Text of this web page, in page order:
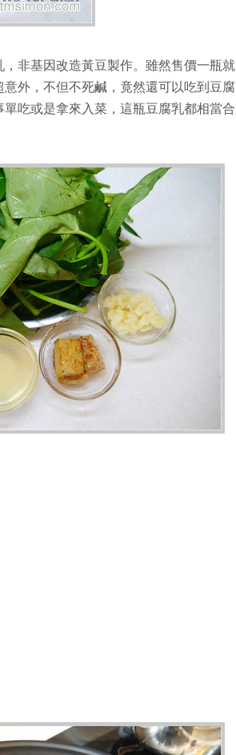
非基因改造黃豆製作。雖然售價一瓶就
外，不但不死鹹，竟然還可以吃到豆腐
吃或是拿來入菜，這瓶豆腐乳都相當合